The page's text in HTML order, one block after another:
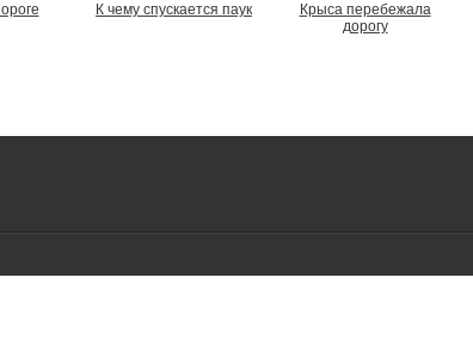
К чему спускается паук
Крыса перебежала
дорогу